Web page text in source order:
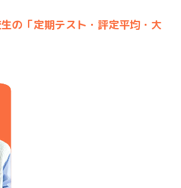
の「定期テスト・評定平均・大